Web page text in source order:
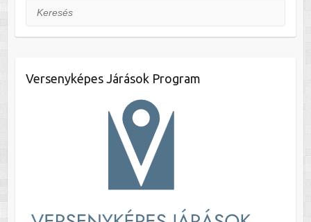
Keresés
Versenyképes Járások Program